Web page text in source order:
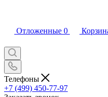
Отложенные 0
Телефоны
+7 (499) 450-77-97